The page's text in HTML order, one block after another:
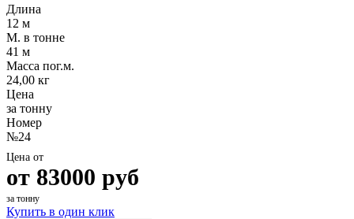
Длина
12 м
М. в тонне
41 м
Масса пог.м.
24,00 кг
Цена
за тонну
Номер
№24
Цена от
от 83000 руб
за тонну
Купить в один клик